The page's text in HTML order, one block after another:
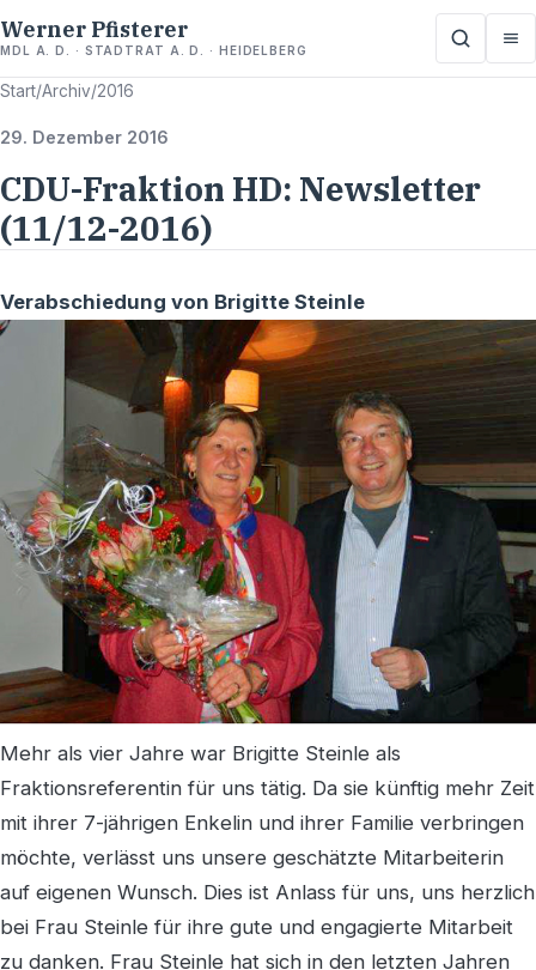
Werner Pfisterer
MDL A. D. · STADTRAT A. D. · HEIDELBERG
Start/Archiv/2016
29. Dezember 2016
CDU-Fraktion HD: Newsletter
(11/12-2016)
Verabschiedung von Brigitte Steinle
Mehr als vier Jahre war Brigitte Steinle als
Fraktionsreferentin für uns tätig. Da sie künftig mehr Zeit
mit ihrer 7-jährigen Enkelin und ihrer Familie verbringen
möchte, verlässt uns unsere geschätzte Mitarbeiterin
auf eigenen Wunsch. Dies ist Anlass für uns, uns herzlich
bei Frau Steinle für ihre gute und engagierte Mitarbeit
zu danken. Frau Steinle hat sich in den letzten Jahren